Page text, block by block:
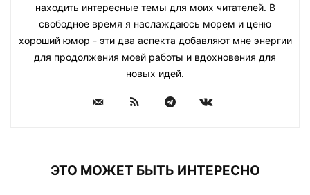
находить интересные темы для моих читателей. В
свободное время я наслаждаюсь морем и ценю
хороший юмор - эти два аспекта добавляют мне энергии
для продолжения моей работы и вдохновения для
новых идей.
ЭТО МОЖЕТ БЫТЬ ИНТЕРЕСНО